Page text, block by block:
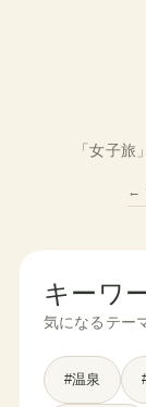
「女子旅
←
キーワ
気になるテー
#温泉